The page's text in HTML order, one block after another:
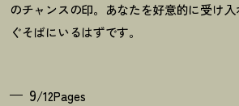
のチャンスの印。あなたを好意的に受け
ぐそばにいるはずです。
9/12Pages